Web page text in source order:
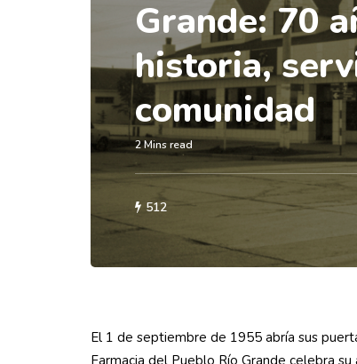
Grande: 70
historia,
comunidad
2 Mins read
512
El 1 de septiembre de 1955 abría sus
Farmacia del Pueblo Río Grande celebra